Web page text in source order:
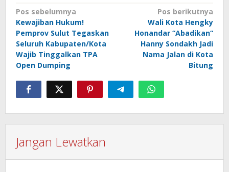
Navigasi
pos
Pos sebelumnya
Kewajiban Hukum!
Pemprov Sulut Tegaskan
Seluruh Kabupaten/Kota
Wajib Tinggalkan TPA
Open Dumping
Pos berikutnya
Wali Kota Hengky
Honandar “Abadikan“
Hanny Sondakh Jadi
Nama Jalan di Kota
Bitung
Jangan Lewatkan